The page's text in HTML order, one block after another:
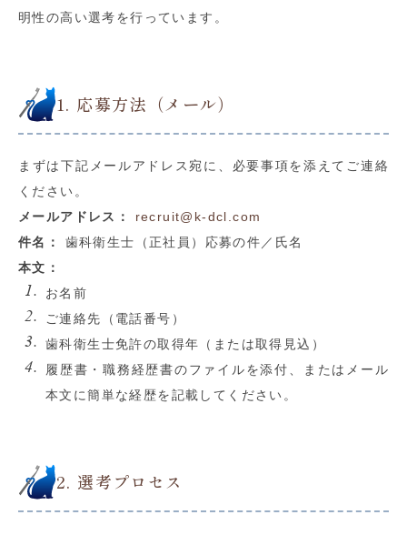
明性の高い選考を行っています。
1. 応募方法（メール）
まずは下記メールアドレス宛に、必要事項を添えてご連絡
ください。
メールアドレス：
recruit@k-dcl.com
件名：
歯科衛生士（正社員）応募の件／氏名
本文：
お名前
ご連絡先（電話番号）
歯科衛生士免許の取得年（または取得見込）
履歴書・職務経歴書のファイルを添付、またはメール
本文に簡単な経歴を記載してください。
2. 選考プロセス